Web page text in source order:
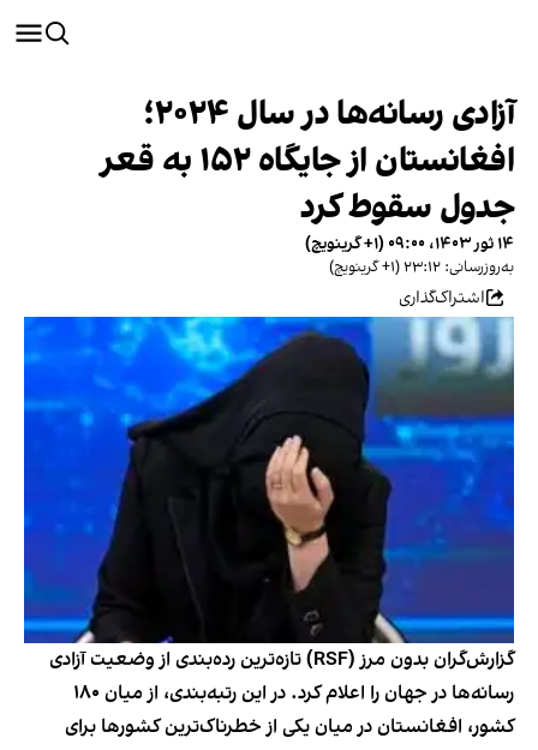
آزادی رسانه‌ها در سال ۲۰۲۴؛
افغانستان از جایگاه ۱۵۲ به قعر
جدول سقوط کرد
۱۴ ثور ۱۴۰۳، ۰۹:۰۰ (‎+۱ گرینویچ)
به‌روزرسانی: ۲۳:۱۲ (‎+۱ گرینویچ)
اشتراک‌گذاری
گزارش‌گران بدون مرز (RSF) تازه‌ترین رده‌بندی از وضعیت آزادی
رسانه‌ها در جهان را اعلام کرد. در این رتبه‌بندی، از میان ۱۸۰
کشور، افغانستان در میان یکی از خطرناک‌ترین کشورها برای